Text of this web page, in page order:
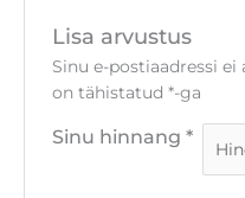
Lisa arvustus
Sinu e-postiaadressi ei
on tähistatud *-ga
Sinu hinnang *